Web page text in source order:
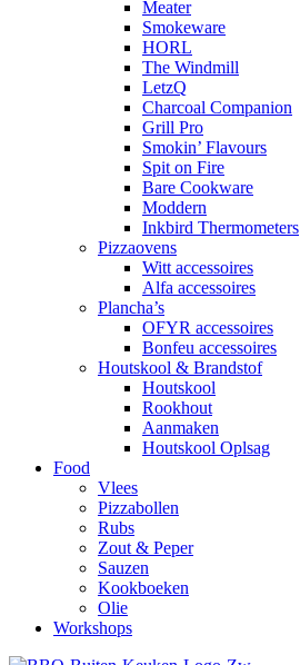
Meater
Smokeware
HORL
The Windmill
LetzQ
Charcoal Companion
Grill Pro
Smokin’ Flavours
Spit on Fire
Bare Cookware
Moddern
Inkbird Thermometers
Pizzaovens
Witt accessoires
Alfa accessoires
Plancha’s
OFYR accessoires
Bonfeu accessoires
Houtskool & Brandstof
Houtskool
Rookhout
Aanmaken
Houtskool Oplsag
Food
Vlees
Pizzabollen
Rubs
Zout & Peper
Sauzen
Kookboeken
Olie
Workshops